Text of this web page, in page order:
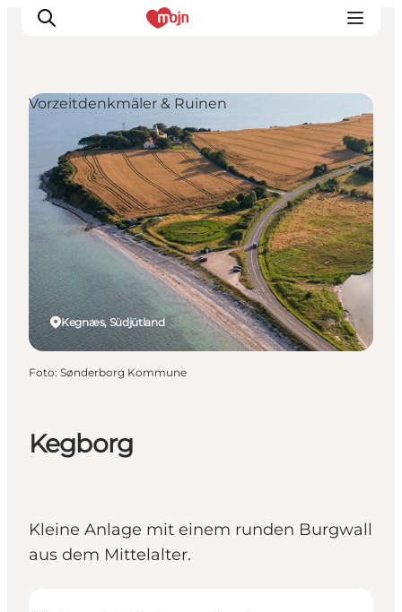
Erlebnisse
Städte und Regionen
Events
Übernachtung
Plane deine Reise
Booking
Kegborg
Kleine Anlage mit einem runden Burgwall
aus dem Mittelalter.
Kegnæs, Südjütland
Vorzeitdenkmäler & Ruinen
Foto: Sønderborg Kommune